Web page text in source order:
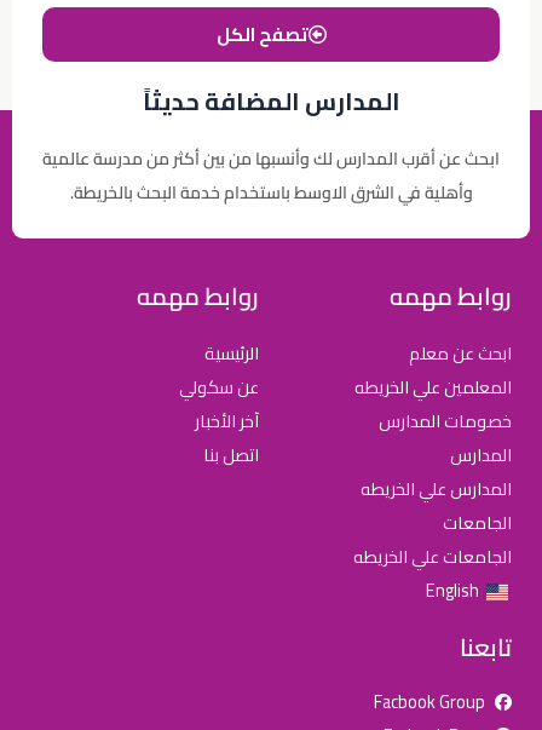
المدارس المضافة حديثاً
ابحث عن أقرب المدارس لك وأنسبها من بين أكثر من مدرسة عالمية
وأهلية في الشرق الاوسط باستخدام خدمة البحث بالخريطة.
تصفح الكل
روابط مهمه
ابحث عن معلم
المعلمين علي الخريطه
خصومات المدارس
المدارس
المدارس علي الخريطه
الجامعات
الجامعات علي الخريطه
English
روابط مهمه
الرئيسية
عن سكولي
آخر الأخبار
اتصل بنا
تابعنا
Facbook Group